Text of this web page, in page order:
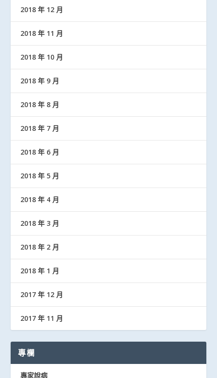
2018 年 12 月
2018 年 11 月
2018 年 10 月
2018 年 9 月
2018 年 8 月
2018 年 7 月
2018 年 6 月
2018 年 5 月
2018 年 4 月
2018 年 3 月
2018 年 2 月
2018 年 1 月
2017 年 12 月
2017 年 11 月
專欄
專家說病